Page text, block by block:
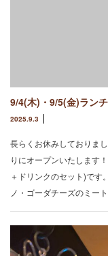
9/4(木)・9/5(金)ランチ
2025.9.3
長らくお休みしておりま
りにオープンいたします
＋ドリンクのセット)です
ノ・ゴーダチーズのミー